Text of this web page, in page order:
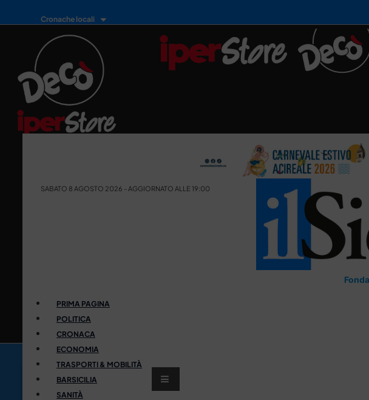
Cronache locali
SABATO 8 AGOSTO 2026 - AGGIORNATO ALLE 19:00
PRIMA PAGINA
POLITICA
CRONACA
ECONOMIA
TRASPORTI & MOBILITÀ
BARSICILIA
SANITÀ